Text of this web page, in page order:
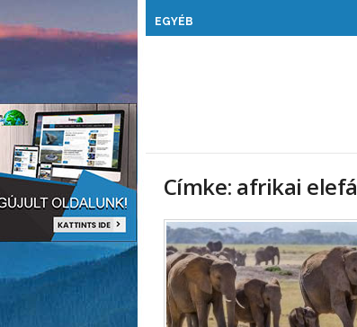
EGYÉB
Címke: afrikai